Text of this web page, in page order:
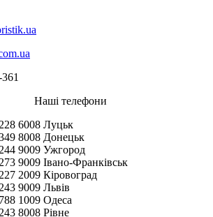
Наші телефони
6008 Луцьк
8008 Донецьк
9009 Ужгород
9009 Івано-Франківськ
2009 Кіровоград
9009 Львів
1009 Одеса
8008 Рівне